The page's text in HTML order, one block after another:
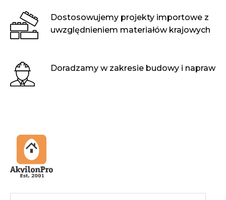
Dostosowujemy projekty importowe z
uwzględnieniem materiałów krajowych
Doradzamy w zakresie budowy i napraw